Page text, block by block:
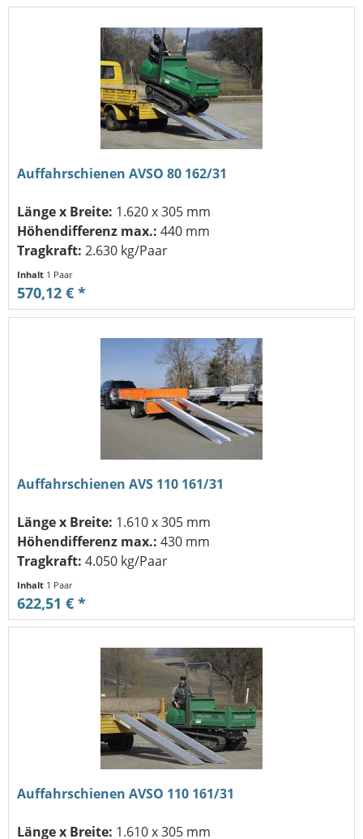
Auffahrschienen AVSO 80 162/31
Länge x Breite: 1.620 x 305 mm
Höhendifferenz max.: 440 mm
Tragkraft: 2.630 kg/Paar
Inhalt 1 Paar
570,12 € *
Auffahrschienen AVS 110 161/31
Länge x Breite: 1.610 x 305 mm
Höhendifferenz max.: 430 mm
Tragkraft: 4.050 kg/Paar
Inhalt 1 Paar
622,51 € *
Auffahrschienen AVSO 110 161/31
Länge x Breite: 1.610 x 305 mm